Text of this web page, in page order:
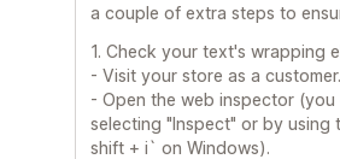
a couple of extra steps to
1. Check your text's wrapping
- Visit your store as a customer.
- Open the web inspector
selecting "Inspect" or by
shift + i` on Windows).